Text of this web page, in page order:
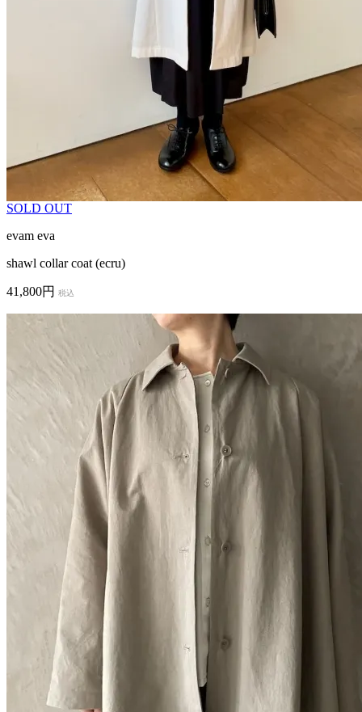
SOLD OUT
evam eva
shawl collar coat (ecru)
41,800円 税込